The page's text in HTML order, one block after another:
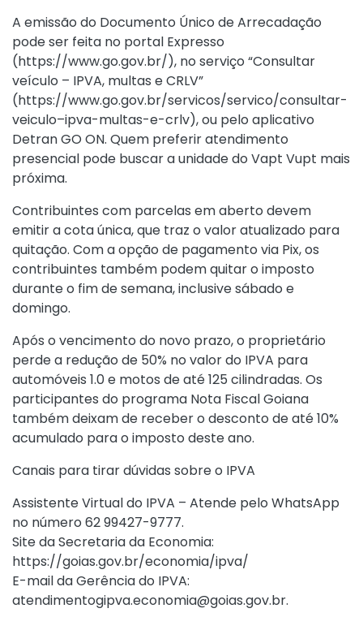
A emissão do Documento Único de Arrecadação
pode ser feita no portal Expresso
(https://www.go.gov.br/), no serviço “Consultar
veículo – IPVA, multas e CRLV”
(https://www.go.gov.br/servicos/servico/consultar-
veiculo–ipva-multas-e-crlv), ou pelo aplicativo
Detran GO ON. Quem preferir atendimento
presencial pode buscar a unidade do Vapt Vupt mais
próxima.
Contribuintes com parcelas em aberto devem
emitir a cota única, que traz o valor atualizado para
quitação. Com a opção de pagamento via Pix, os
contribuintes também podem quitar o imposto
durante o fim de semana, inclusive sábado e
domingo.
Após o vencimento do novo prazo, o proprietário
perde a redução de 50% no valor do IPVA para
automóveis 1.0 e motos de até 125 cilindradas. Os
participantes do programa Nota Fiscal Goiana
também deixam de receber o desconto de até 10%
acumulado para o imposto deste ano.
Canais para tirar dúvidas sobre o IPVA
Assistente Virtual do IPVA – Atende pelo WhatsApp
no número 62 99427-9777.
Site da Secretaria da Economia:
https://goias.gov.br/economia/ipva/
E-mail da Gerência do IPVA:
atendimentogipva.economia@goias.gov.br.